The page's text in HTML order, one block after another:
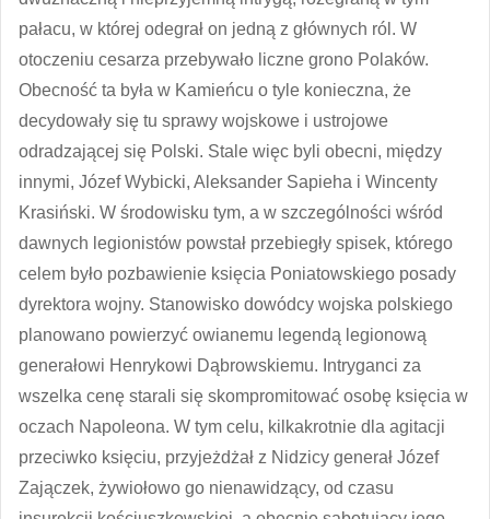
pałacu, w której odegrał on jedną z głównych ról. W
otoczeniu cesarza przebywało liczne grono Polaków.
Obecność ta była w Kamieńcu o tyle konieczna, że
decydowały się tu sprawy wojskowe i ustrojowe
odradzającej się Polski. Stale więc byli obecni, między
innymi, Józef Wybicki, Aleksander Sapieha i Wincenty
Krasiński. W środowisku tym, a w szczególności wśród
dawnych legionistów powstał przebiegły spisek, którego
celem było pozbawienie księcia Poniatowskiego posady
dyrektora wojny. Stanowisko dowódcy wojska polskiego
planowano powierzyć owianemu legendą legionową
generałowi Henrykowi Dąbrowskiemu. Intryganci za
wszelka cenę starali się skompromitować osobę księcia w
oczach Napoleona. W tym celu, kilkakrotnie dla agitacji
przeciwko księciu, przyjeżdżał z Nidzicy generał Józef
Zajączek, żywiołowo go nienawidzący, od czasu